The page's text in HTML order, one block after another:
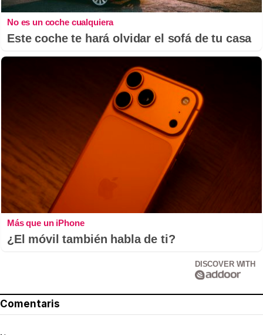
No es un coche cualquiera
Este coche te hará olvidar el sofá de tu casa
Más que un iPhone
¿El móvil también habla de ti?
DISCOVER WITH
Comentaris